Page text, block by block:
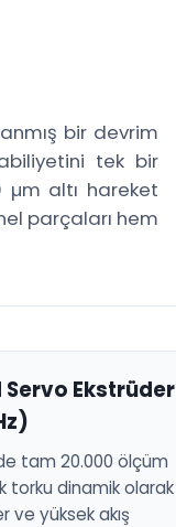
bir devrim
tek bir
µm altı hareket
parçaları hem
Servo Ekstrüder
tam 20.000 ölçüm
torku dinamik olarak
ve yüksek akış